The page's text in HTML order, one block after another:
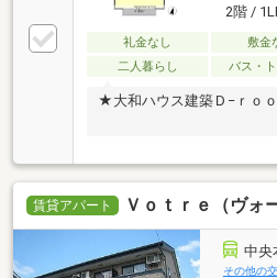
2階 /
礼金なし 敷金
二人暮らし
バス・
★大和ハウス建築Ｄ−ｒｏ
賃貸アパート Ｖｏｔｒｅ（ヴォ
中央
その他の